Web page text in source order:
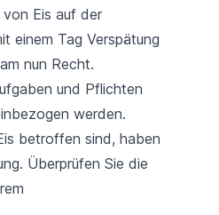
Eis auf der
einem Tag Verspätung
nun Recht.
und Pflichten
werden.
betroffen sind, haben
Überprüfen Sie die